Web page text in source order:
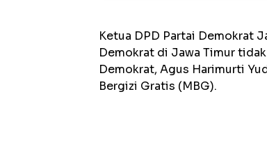
Ketua DPD Partai Demokrat
Demokrat di Jawa Timur
Demokrat, Agus Harimurti
Bergizi Gratis (MBG).